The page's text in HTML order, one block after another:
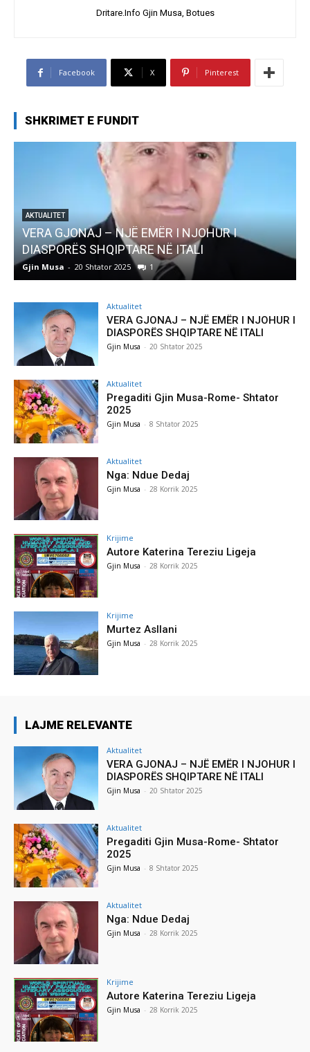
Dritare.Info Gjin Musa, Botues
Facebook X Pinterest
SHKRIMET E FUNDIT
AKTUALITET
Pregaditi Gjin Musa-Rome- Shtator 2025
Gjin Musa - 8 Shtator 2025
Aktualitet
VERA GJONAJ – NJË EMËR I NJOHUR I
DIASPORËS SHQIPTARE NË ITALI
Gjin Musa - 20 Shtator 2025
Aktualitet
Pregaditi Gjin Musa-Rome- Shtator
2025
Gjin Musa - 8 Shtator 2025
Aktualitet
Nga: Ndue Dedaj
Gjin Musa - 28 Korrik 2025
Krijime
Autore Katerina Tereziu Ligeja
Gjin Musa - 28 Korrik 2025
Krijime
Murtez Asllani
Gjin Musa - 28 Korrik 2025
LAJME RELEVANTE
Aktualitet
VERA GJONAJ – NJË EMËR I NJOHUR I
DIASPORËS SHQIPTARE NË ITALI
Gjin Musa - 20 Shtator 2025
Aktualitet
Pregaditi Gjin Musa-Rome- Shtator
2025
Gjin Musa - 8 Shtator 2025
Aktualitet
Nga: Ndue Dedaj
Gjin Musa - 28 Korrik 2025
Krijime
Autore Katerina Tereziu Ligeja
Gjin Musa - 28 Korrik 2025